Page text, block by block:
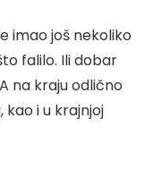
imao još nekoliko
falilo. Ili dobar
na kraju odlično
i u krajnjoj